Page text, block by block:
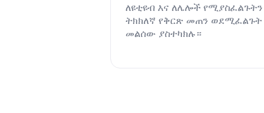
ለዩቲዩብ እና ለሌሎች የሚያስፈልጉትን
ትክክለኛ የቅርጽ መጠን ወደሚፈልጉት
መልሰው ያስተካክሉ።